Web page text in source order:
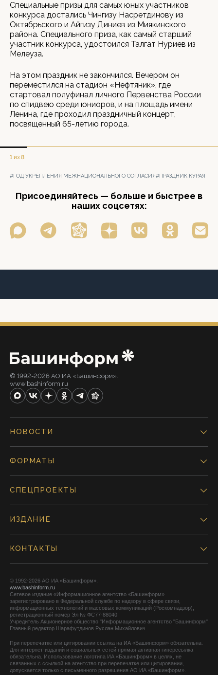
Специальные призы для самых юных участников
конкурса достались Чингизу Насретдинову из
Октябрьского и Айгизу Диниев из Миякинского
района. Специального приза, как самый старший
участник конкурса, удостоился Талгат Нуриев из
Мелеуза.
На этом праздник не закончился. Вечером он
переместился на стадион «Нефтяник», где
стартовал полуфинал личного Первенства России
по спидвею среди юниоров, и на площадь имени
Ленина, где проходил праздничный концерт,
посвященный 65-летию города.
1 из 8
#ГОД УКРЕПЛЕНИЯ МЕЖНАЦИОНАЛЬНОГО СОГЛАСИЯ#ПРАЗДНИК КУРАЯ
Присоединяйтесь — больше и быстрее в
наших соцсетях:
© 1992-2026 АО ИА «Башинформ».
www.bashinform.ru
НОВОСТИ
ФОРМАТЫ
СПЕЦПРОЕКТЫ
ИЗДАНИЕ
КОНТАКТЫ
© 1992-2026 АО ИА «Башинформ».
www.bashinform.ru
Сетевое издание «Информационное агентство «Башинформ»
зарегистрировано в Федеральной службе по надзору в сфере связи,
информационных технологий и массовых коммуникаций (Роскомнадзор),
регистрационный номер Эл № ФС77-88040
Учредитель Акционерное общество "Информационное агентство "Башинформ"
Главный редактор Шарафутдинов Руслан Михайлович
При перепечатке или цитировании ссылка на ИА «Башинформ» обязательна.
Для интернет-изданий и социальных сетей прямая активная гиперссылка
обязательна. Использование логотипа ИА «Башинформ» в целях, не
связанных с ссылкой на агентство при перепечатке или цитировании,
допускается только с письменного разрешения АО ИА «Башинформ».